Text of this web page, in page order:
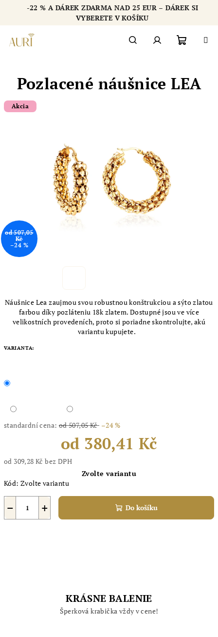
-22 % A DÁREK ZDARMA NAD 25 EUR – DÁREK SI
VYBERETE V KOŠÍKU
košík
Náušnice Lea zaujmou svou robustnou konštrukciou a sýto zlatou
farbou díky pozláteniu 18k zlatem. Dostupné jsou ve více
velikostních provedeních, proto si poriadne skontrolujte, akú
variantu kupujete.
VARIANTA:
standardní cena: od 507,05 Kč –24 %
od 380,41 Kč
od 309,28 Kč bez DPH
cena:
Zvolte variantu
Kód: Zvolte variantu
+
− Do košíku
Pozlacené náušnice LEA
Akcia
od 507,05
Kč
–24 %
KRÁSNE BALENIE
Šperková krabička vždy v cene!
Chatbot šperkovnice AURI